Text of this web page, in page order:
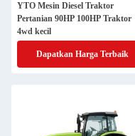
YTO Mesin Diesel Traktor
Pertanian 90HP 100HP Traktor
4wd kecil
Dapatkan Harga Terbaik